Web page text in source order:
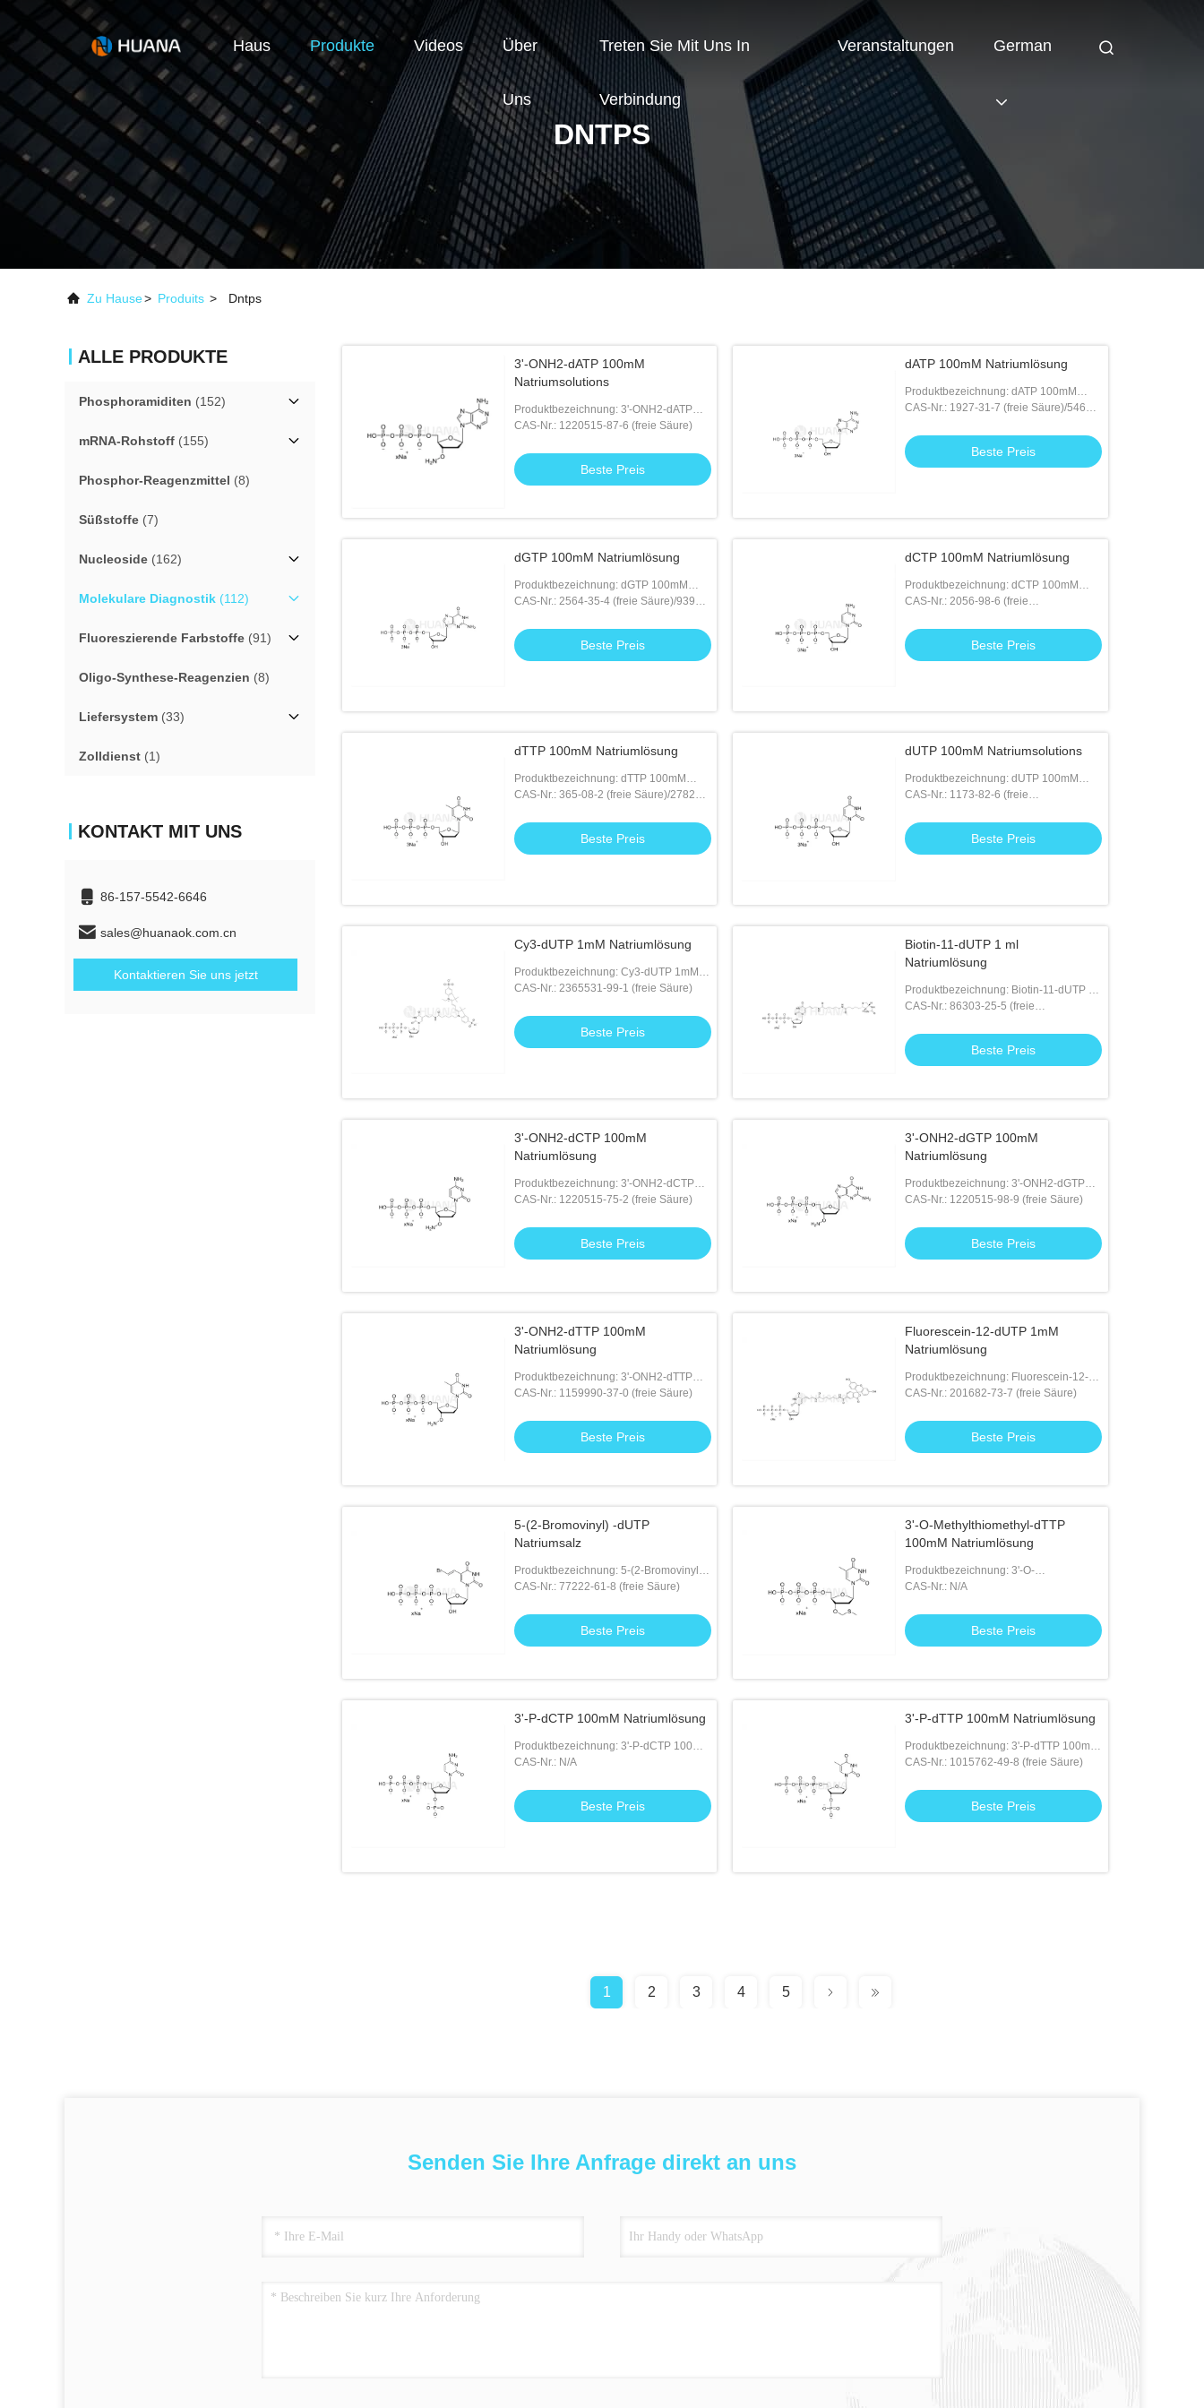
Haus Produkte Videos Über
Uns
Treten Sie Mit Uns In
Verbindung
Veranstaltungen German
DNTPS
Zu Hause> Produits > Dntps
ALLE PRODUKTE
Phosphoramiditen (152)
mRNA-Rohstoff (155)
Phosphor-Reagenzmittel (8)
Süßstoffe (7)
Nucleoside (162)
Molekulare Diagnostik (112)
Fluoreszierende Farbstoffe (91)
Oligo-Synthese-Reagenzien (8)
Liefersystem (33)
Zolldienst (1)
KONTAKT MIT UNS
86-157-5542-6646
sales@huanaok.com.cn
Kontaktieren Sie uns jetzt
3'-ONH2-dATP 100mM
Natriumsolutions
Produktbezeichnung: 3'-ONH2-dATP
100mM Natriumsolutions
CAS-Nr.: 1220515-87-6 (freie Säure)
Beste Preis
dATP 100mM Natriumlösung
Produktbezeichnung: dATP 100mM
Natriumlösung
CAS-Nr.: 1927-31-7 (freie Säure)/54680-
Beste Preis
dGTP 100mM Natriumlösung
Produktbezeichnung: dGTP 100mM
Natriumlösung
CAS-Nr.: 2564-35-4 (freie Säure)/93919-
Beste Preis
dCTP 100mM Natriumlösung
Produktbezeichnung: dCTP 100mM
Natriumlösung
CAS-Nr.: 2056-98-6 (freie
Beste Preis
dTTP 100mM Natriumlösung
Produktbezeichnung: dTTP 100mM
Natriumlösung
CAS-Nr.: 365-08-2 (freie Säure)/27821-
Beste Preis
dUTP 100mM Natriumsolutions
Produktbezeichnung: dUTP 100mM
Natriumsolutions
CAS-Nr.: 1173-82-6 (freie
Beste Preis
Cy3-dUTP 1mM Natriumlösung
Produktbezeichnung: Cy3-dUTP 1mM
Natriumlösung
CAS-Nr.: 2365531-99-1 (freie Säure)
Beste Preis
Biotin-11-dUTP 1 ml
Natriumlösung
Produktbezeichnung: Biotin-11-dUTP 1
ml Natriumlösung
CAS-Nr.: 86303-25-5 (freie
Beste Preis
3'-ONH2-dCTP 100mM
Natriumlösung
Produktbezeichnung: 3'-ONH2-dCTP
100mM Natriumlösung
CAS-Nr.: 1220515-75-2 (freie Säure)
Beste Preis
3'-ONH2-dGTP 100mM
Natriumlösung
Produktbezeichnung: 3'-ONH2-dGTP
100mM Natriumlösung
CAS-Nr.: 1220515-98-9 (freie Säure)
Beste Preis
3'-ONH2-dTTP 100mM
Natriumlösung
Produktbezeichnung: 3'-ONH2-dTTP
100mM Natriumlösung
CAS-Nr.: 1159990-37-0 (freie Säure)
Beste Preis
Fluorescein-12-dUTP 1mM
Natriumlösung
Produktbezeichnung: Fluorescein-12-
dUTP 1mM Natriumlösung
CAS-Nr.: 201682-73-7 (freie Säure)
Beste Preis
5-(2-Bromovinyl) -dUTP
Natriumsalz
Produktbezeichnung: 5-(2-Bromovinyl) -
dUTP Natriumsalz
CAS-Nr.: 77222-61-8 (freie Säure)
Beste Preis
3'-O-Methylthiomethyl-dTTP
100mM Natriumlösung
Produktbezeichnung: 3'-O-
Methylthiomethyl-dTTP 100mM
CAS-Nr.: N/A
Beste Preis
3'-P-dCTP 100mM Natriumlösung
Produktbezeichnung: 3'-P-dCTP 100mM
Natriumlösung
CAS-Nr.: N/A
Beste Preis
3'-P-dTTP 100mM Natriumlösung
Produktbezeichnung: 3'-P-dTTP 100mM
Natriumlösung
CAS-Nr.: 1015762-49-8 (freie Säure)
Beste Preis
1 2 3 4 5
Senden Sie Ihre Anfrage direkt an uns